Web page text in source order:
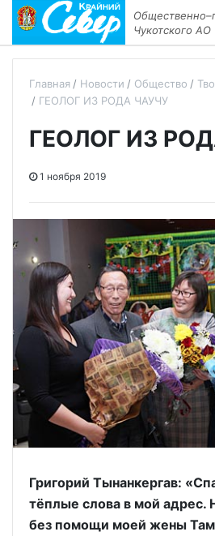
Чукотского АО
Главная Новости Общество
ГЕОЛОГ ИЗ РОДА ЧАУЧУ
ГЕОЛОГ ИЗ
1 ноября 2019
Григорий Тынанкергав:
тёплые слова в мой адрес.
без помощи моей жены